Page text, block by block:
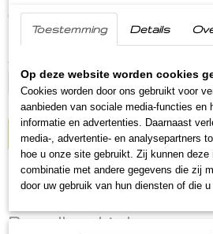
€ 39,95 (inclusief btw 9%)
Op voorraad
IN WINKELWAGEN
Omschrijving
Borrelbox Limburg
Toestemming Details
Op deze website worden cookies
Cookies worden door ons gebruikt voor
aanbieden van sociale media-functies en
informatie en advertenties. Daarnaast
media-, advertentie- en analysepartners
hoe u onze site gebruikt. Zij kunnen
combinatie met andere gegevens die zij
door uw gebruik van hun diensten of die